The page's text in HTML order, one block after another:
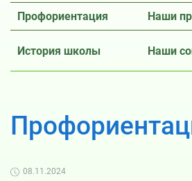
Профориентация Наши
История школы Наши
08.11.2024